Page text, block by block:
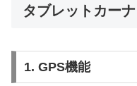
タブレットカー
1. GPS機能